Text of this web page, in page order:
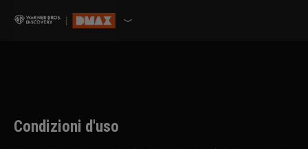
Condizioni d'uso